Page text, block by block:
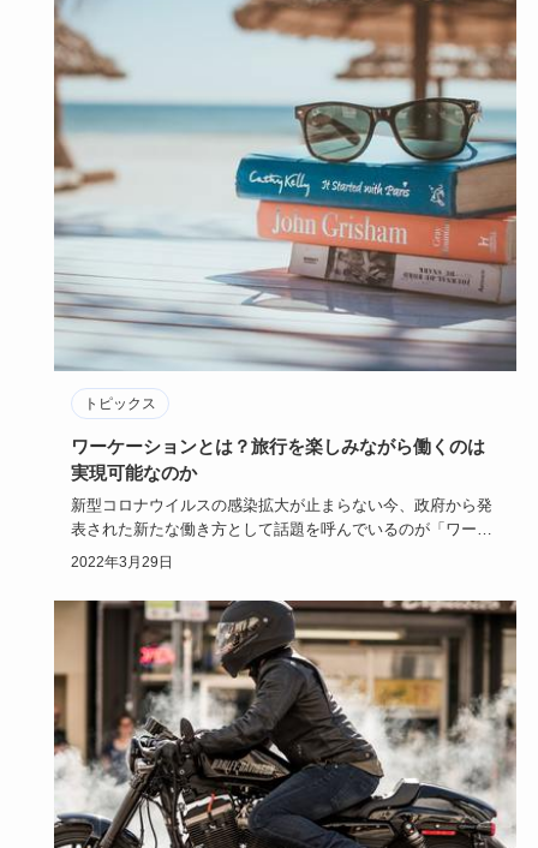
トピックス
ワーケーションとは？旅行を楽しみながら働くのは
実現可能なのか
新型コロナウイルスの感染拡大が止まらない今、政府から発
表された新たな働き方として話題を呼んでいるのが「ワーケ
ーション」です…
2022年3月29日